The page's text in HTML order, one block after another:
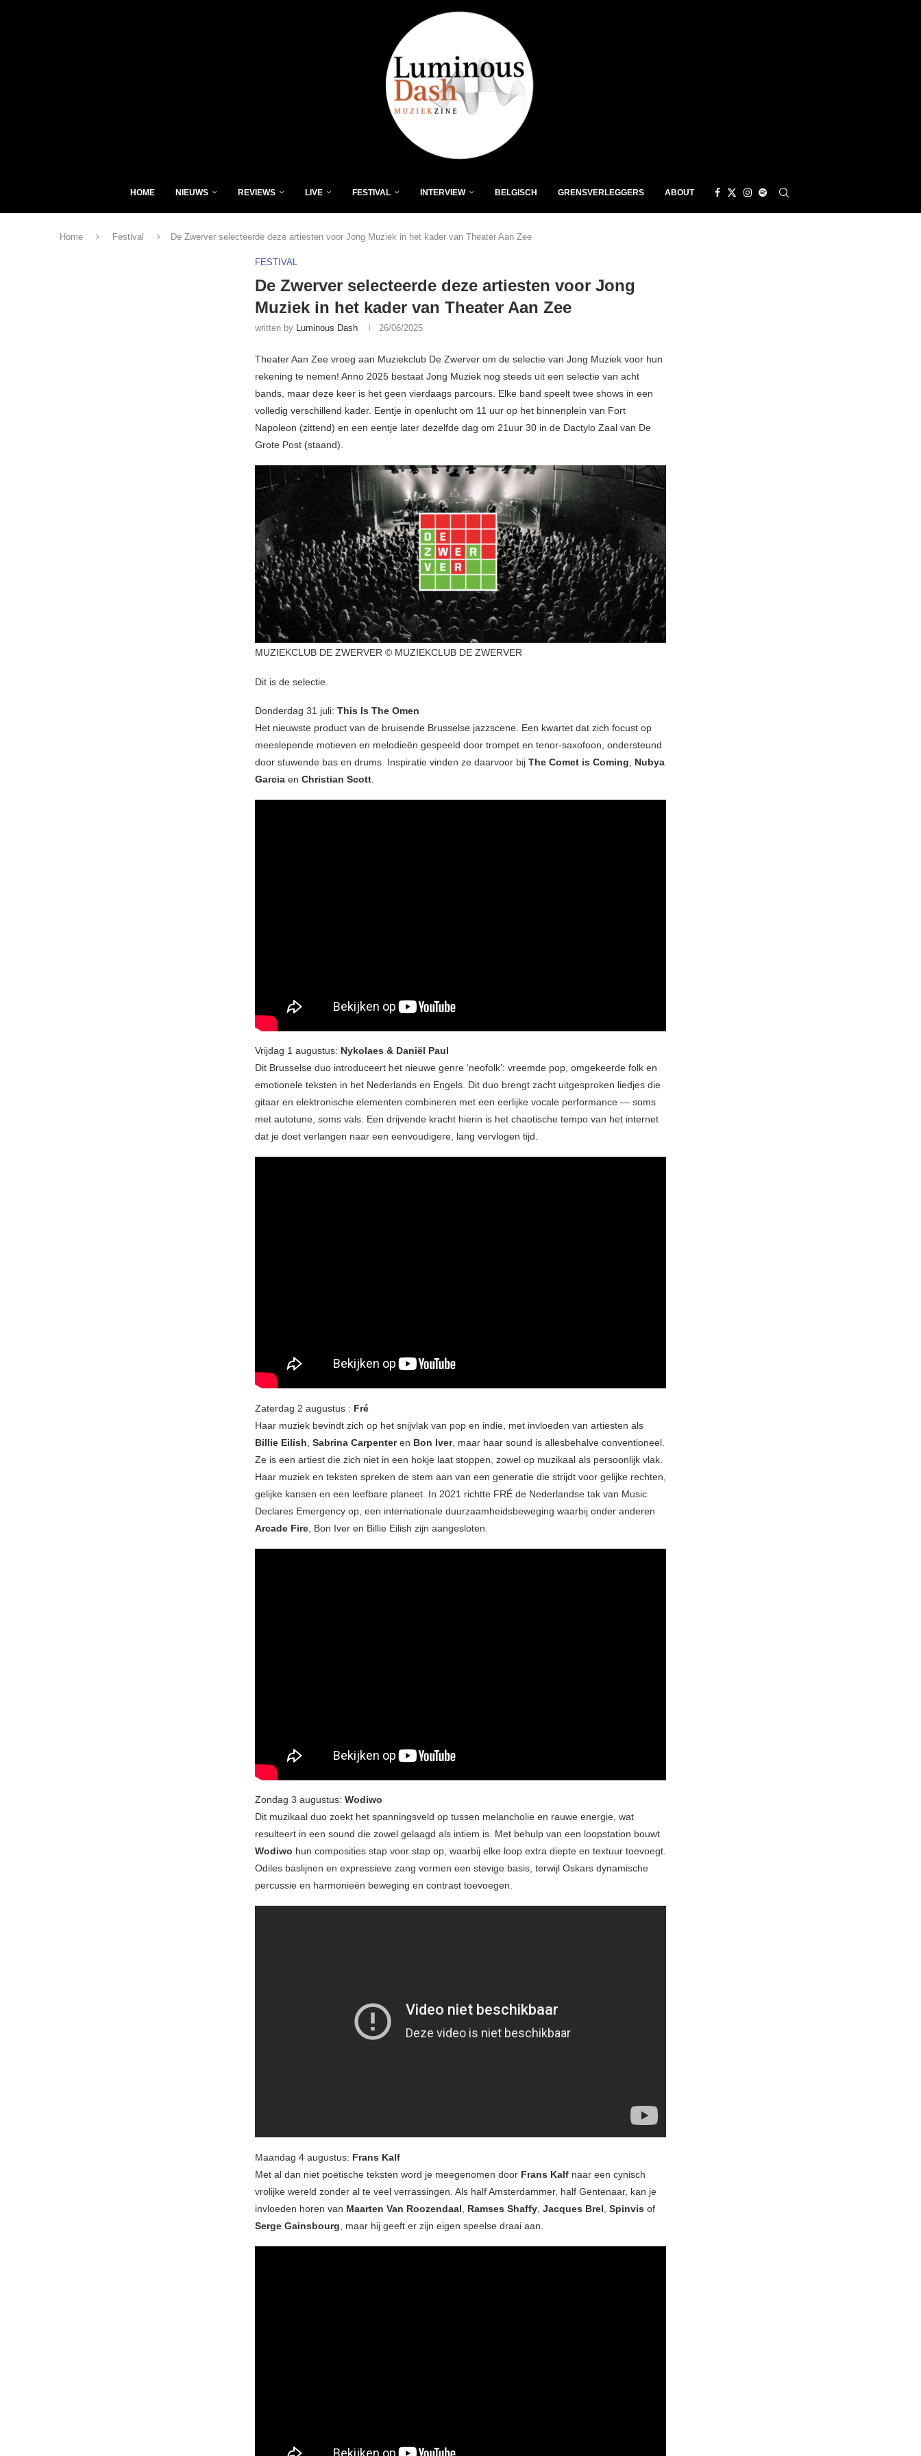
HOME NIEUWS REVIEWS LIVE FESTIVAL INTERVIEW BELGISCH GRENSVERLEGGERS ABOUT
Home Festival De Zwerver selecteerde deze artiesten voor Jong Muziek in het kader van Theater Aan Zee
FESTIVAL
De Zwerver selecteerde deze artiesten voor Jong
Muziek in het kader van Theater Aan Zee
written by Luminous Dash 26/06/2025
Theater Aan Zee vroeg aan Muziekclub De Zwerver om de selectie van Jong Muziek voor hun
rekening te nemen! Anno 2025 bestaat Jong Muziek nog steeds uit een selectie van acht
bands, maar deze keer is het geen vierdaags parcours. Elke band speelt twee shows in een
volledig verschillend kader. Eentje in openlucht om 11 uur op het binnenplein van Fort
Napoleon (zittend) en een eentje later dezelfde dag om 21uur 30 in de Dactylo Zaal van De
Grote Post (staand).
MUZIEKCLUB DE ZWERVER © MUZIEKCLUB DE ZWERVER
Dit is de selectie.
Donderdag 31 juli: This Is The Omen
Het nieuwste product van de bruisende Brusselse jazzscene. Een kwartet dat zich focust op
meeslepende motieven en melodieën gespeeld door trompet en tenor-saxofoon, ondersteund
door stuwende bas en drums. Inspiratie vinden ze daarvoor bij The Comet is Coming
Nubya
Garcia en Christian Scott
Vrijdag 1 augustus: Nykolaes & Daniël Paul
Dit Brusselse duo introduceert het nieuwe genre ‘neofolk’: vreemde pop, omgekeerde folk en
emotionele teksten in het Nederlands en Engels. Dit duo brengt zacht uitgesproken liedjes die
gitaar en elektronische elementen combineren met een eerlijke vocale performance — soms
met autotune, soms vals. Een drijvende kracht hierin is het chaotische tempo van het internet
dat je doet verlangen naar een eenvoudigere, lang vervlogen tijd.
Zaterdag 2 augustus : Fré
Haar muziek bevindt zich op het snijvlak van pop en indie, met invloeden van artiesten als
Billie Eilish Sabrina Carpenteren Bon Iver, maar haar sound is allesbehalve conventioneel.
Ze is een artiest die zich niet in een hokje laat stoppen, zowel op muzikaal als persoonlijk vlak.
Haar muziek en teksten spreken de stem aan van een generatie die strijdt voor gelijke rechten,
gelijke kansen en een leefbare planeet. In 2021 richtte FRÉ de Nederlandse tak van Music
Declares Emergency op, een internationale duurzaamheidsbeweging waarbij onder anderen
Arcade Fire , Bon Iver en Billie Eilish zijn aangesloten.
Zondag 3 augustus: Wodiwo
Dit muzikaal duo zoekt het spanningsveld op tussen melancholie en rauwe energie, wat
resulteert in een sound die zowel gelaagd als intiem is. Met behulp van een loopstation bouwt
Wodiwo hun composities stap voor stap op, waarbij elke loop extra diepte en textuur toevoegt.
Odiles baslijnen en expressieve zang vormen een stevige basis, terwijl Oskars dynamische
percussie en harmonieën beweging en contrast toevoegen.
Maandag 4 augustus: Frans Kalf
Met al dan niet poëtische teksten word je meegenomen door Frans Kalf naar een cynisch
vrolijke wereld zonder al te veel verrassingen. Als half Amsterdammer, half Gentenaar, kan je
invloeden horen van Maarten Van Roozendaal Ramses Shaffy Jacques Brel Spinvis of
Serge Gainsbourg , maar hij geeft er zijn eigen speelse draai aan.